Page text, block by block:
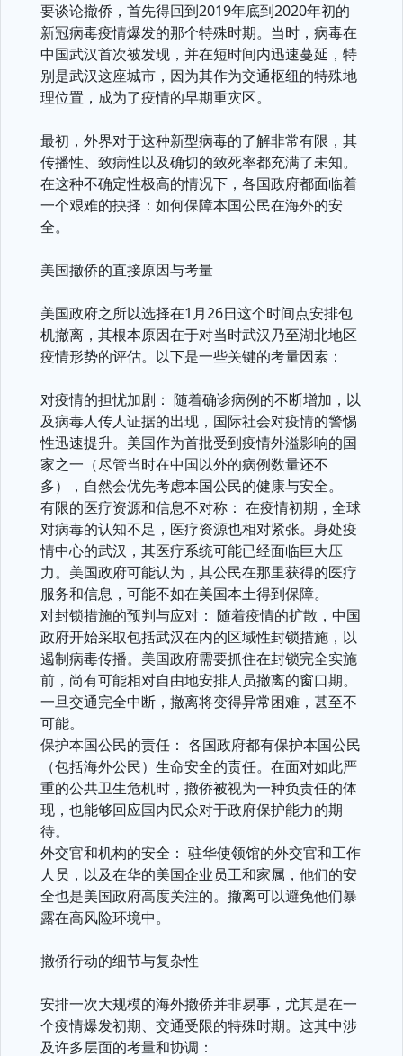
要谈论撤侨，首先得回到2019年底到2020年初的
新冠病毒疫情爆发的那个特殊时期。当时，病毒在
中国武汉首次被发现，并在短时间内迅速蔓延，特
别是武汉这座城市，因为其作为交通枢纽的特殊地
理位置，成为了疫情的早期重灾区。
最初，外界对于这种新型病毒的了解非常有限，其
传播性、致病性以及确切的致死率都充满了未知。
在这种不确定性极高的情况下，各国政府都面临着
一个艰难的抉择：如何保障本国公民在海外的安
全。
美国撤侨的直接原因与考量
美国政府之所以选择在1月26日这个时间点安排包
机撤离，其根本原因在于对当时武汉乃至湖北地区
疫情形势的评估。以下是一些关键的考量因素：
对疫情的担忧加剧： 随着确诊病例的不断增加，以
及病毒人传人证据的出现，国际社会对疫情的警惕
性迅速提升。美国作为首批受到疫情外溢影响的国
家之一（尽管当时在中国以外的病例数量还不
多），自然会优先考虑本国公民的健康与安全。
有限的医疗资源和信息不对称： 在疫情初期，全球
对病毒的认知不足，医疗资源也相对紧张。身处疫
情中心的武汉，其医疗系统可能已经面临巨大压
力。美国政府可能认为，其公民在那里获得的医疗
服务和信息，可能不如在美国本土得到保障。
对封锁措施的预判与应对： 随着疫情的扩散，中国
政府开始采取包括武汉在内的区域性封锁措施，以
遏制病毒传播。美国政府需要抓住在封锁完全实施
前，尚有可能相对自由地安排人员撤离的窗口期。
一旦交通完全中断，撤离将变得异常困难，甚至不
可能。
保护本国公民的责任： 各国政府都有保护本国公民
（包括海外公民）生命安全的责任。在面对如此严
重的公共卫生危机时，撤侨被视为一种负责任的体
现，也能够回应国内民众对于政府保护能力的期
待。
外交官和机构的安全： 驻华使领馆的外交官和工作
人员，以及在华的美国企业员工和家属，他们的安
全也是美国政府高度关注的。撤离可以避免他们暴
露在高风险环境中。
撤侨行动的细节与复杂性
安排一次大规模的海外撤侨并非易事，尤其是在一
个疫情爆发初期、交通受限的特殊时期。这其中涉
及许多层面的考量和协调：